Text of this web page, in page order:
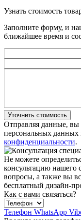
Узнать стоимость
Заполните форму, и
ближайшее время и
Уточнить стоимость
Отправляя данные, вы
персональных данных
конфиденциальности.
Не можете
консультацию нашего
вопросы, а также вы
бесплатный дизайн-
Как с вами связаться?
Телефон WhatsApp